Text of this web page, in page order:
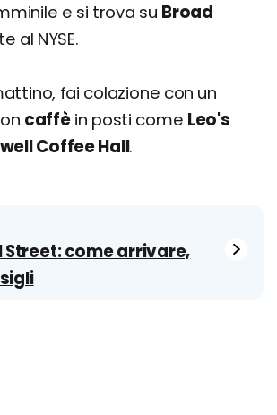
e si trova su Broad
al NYSE.
fai colazione con un
caffèin posti come Leo's
Coffee Hall.
Street: come arrivare,